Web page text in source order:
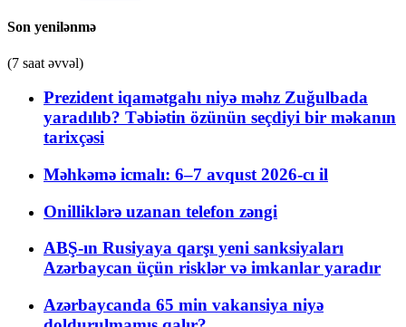
Son yenilənmə
(7 saat əvvəl)
Prezident iqamətgahı niyə məhz Zuğulbada
yaradılıb? Təbiətin özünün seçdiyi bir məkanın
tarixçəsi
Məhkəmə icmalı: 6–7 avqust 2026-cı il
Onilliklərə uzanan telefon zəngi
ABŞ-ın Rusiyaya qarşı yeni sanksiyaları
Azərbaycan üçün risklər və imkanlar yaradır
Azərbaycanda 65 min vakansiya niyə